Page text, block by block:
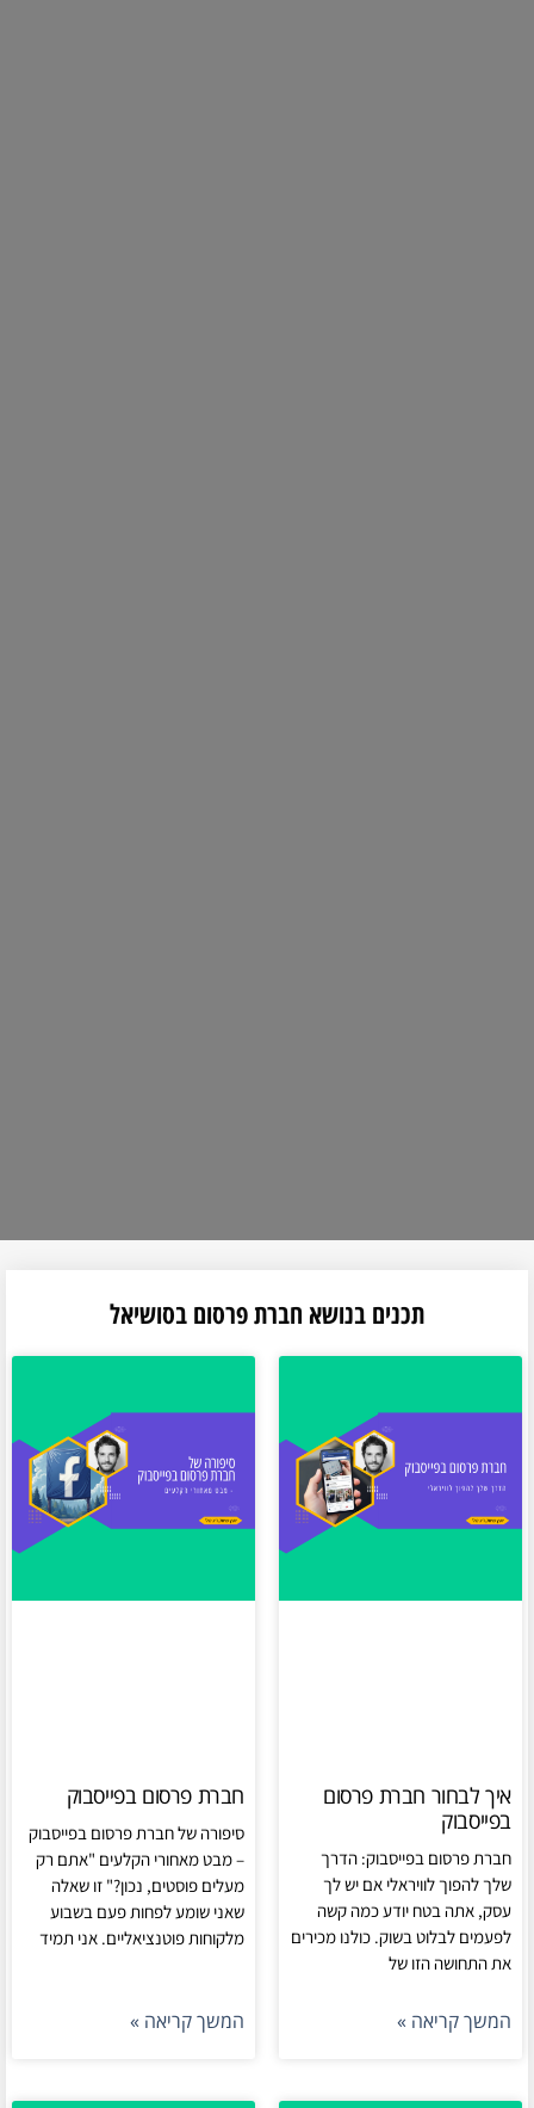
תכנים בנושא חברת פרסום בסושיאל
איך לבחור חברת פרסום
בפייסבוק
חברת פרסום בפייסבוק: הדרך
שלך להפוך לוויראלי אם יש לך
עסק, אתה בטח יודע כמה קשה
לפעמים לבלוט בשוק. כולנו מכירים
את התחושה הזו של
המשך קריאה »
חברת פרסום בפייסבוק
סיפורה של חברת פרסום בפייסבוק
– מבט מאחורי הקלעים "אתם רק
מעלים פוסטים, נכון?" זו שאלה
שאני שומע לפחות פעם בשבוע
מלקוחות פוטנציאליים. אני תמיד
המשך קריאה »